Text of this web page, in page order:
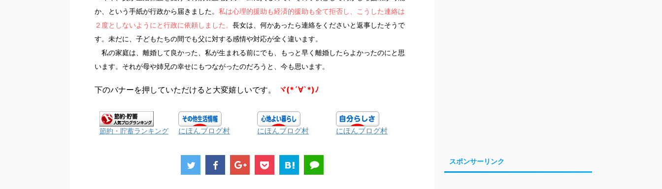
か、という手紙が行政から届きました。 私は心理的援助も経済的援助も全て拒否し、こうした連絡は
２度としないようにと行政に依頼しました。 長女は、何かあったら連絡をくださいと返事したそうで
す。未だに、子どもたちの間でも父に対する感情や対応が全く違います。
私の家庭は、離婚して良かった、私が生まれる前にでも、もっと早く離婚したらよかったのにと思
います。それが母や姉兄の幸せにもつながったのだろうと、今も思います。
下のバナーを押していただけると大変嬉しいです。 ヾ(*´∀`*)ﾉ
節約・貯蓄ランキング にほんブログ村 にほんブログ村 にほんブログ村
スポンサーリンク